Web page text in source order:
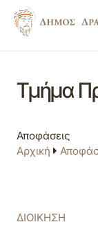
Τμήμα
Αποφάσεις
Αρχική
ΔΙΟΙΚΗΣΗ